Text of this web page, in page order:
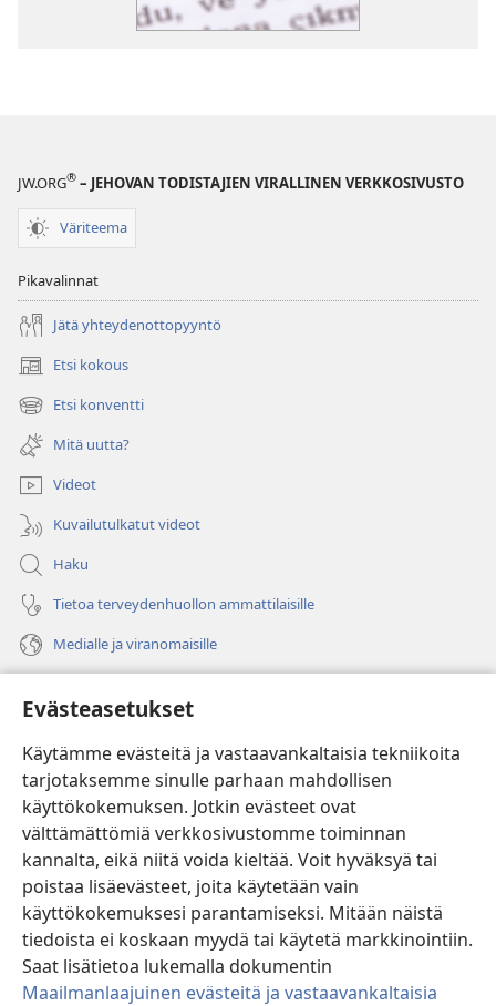
Evästeasetukset
Käytämme evästeitä ja vastaavankaltaisia tekniikoita
tarjotaksemme sinulle parhaan mahdollisen
käyttökokemuksen. Jotkin evästeet ovat
välttämättömiä verkkosivustomme toiminnan
kannalta, eikä niitä voida kieltää. Voit hyväksyä tai
poistaa lisäevästeet, joita käytetään vain
käyttökokemuksesi parantamiseksi. Mitään näistä
tiedoista ei koskaan myydä tai käytetä markkinointiin.
Saat lisätietoa lukemalla dokumentin
Maailmanlaajuinen evästeitä ja vastaavankaltaisia
JW.ORG® – JEHOVAN TODISTAJIEN VIRALLINEN VERKKOSIVUSTO
Väriteema
Pikavalinnat
Jätä yhteydenottopyyntö
Etsi kokous
(avaa
uuden
ikkunan)
Etsi konventti
(avaa
uuden
ikkunan)
Mitä uutta?
Videot
Kuvailutulkatut videot
Haku
Tietoa terveydenhuollon ammattilaisille
Medialle ja viranomaisille
(avaa
uuden
ikkunan)Vartiotornin VERKKOKIRJASTO
(avaa
uuden
ikkunan)JW Hub
(avaa
uuden
ikkunan)
®
Watchtower Library